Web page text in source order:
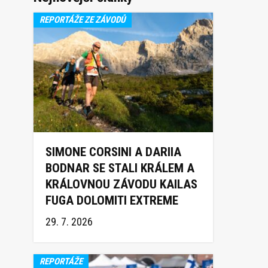
REPORTÁŽE ZE ZÁVODŮ
SIMONE CORSINI A DARIIA
BODNAR SE STALI KRÁLEM A
KRÁLOVNOU ZÁVODU KAILAS
FUGA DOLOMITI EXTREME
TRAIL 2026
29. 7. 2026
REPORTÁŽE